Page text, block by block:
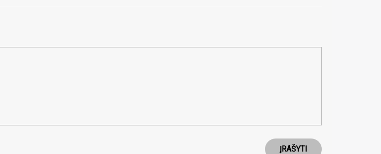
ĮRAŠYTI